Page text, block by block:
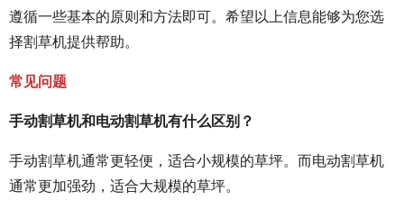
遵循一些基本的原则和方法即可。希望以上信息能够为您选
择割草机提供帮助。
常见问题
手动割草机和电动割草机有什么区别？
手动割草机通常更轻便，适合小规模的草坪。而电动割草机
通常更加强劲，适合大规模的草坪。